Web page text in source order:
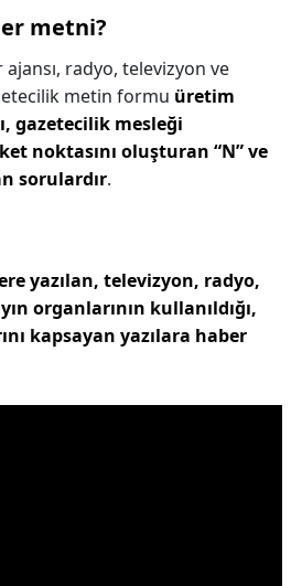
metni?
ajansı, radyo, televizyon ve
metin formu üretim
gazetecilik mesleği
noktasını oluşturan “N” ve
sorulardır.
yazılan, televizyon, radyo,
organlarının kullanıldığı,
kapsayan yazılara haber